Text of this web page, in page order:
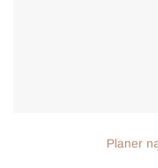
Planer